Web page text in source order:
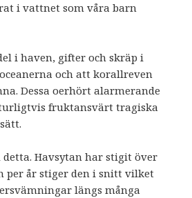
i vattnet som våra barn
i haven, gifter och skräp i
och att korallreven
Dessa oerhört alarmerande
fruktansvärt tragiska
detta. Havsytan har stigit över
per år stiger den i snitt vilket
längs många